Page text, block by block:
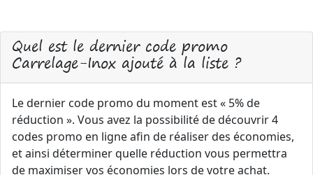
Quel est le dernier code promo
Carrelage-Inox ajouté à la liste ?
Le dernier code promo du moment est « 5% de
réduction ». Vous avez la possibilité de découvrir 4
codes promo en ligne afin de réaliser des économies,
et ainsi déterminer quelle réduction vous permettra
de maximiser vos économies lors de votre achat.